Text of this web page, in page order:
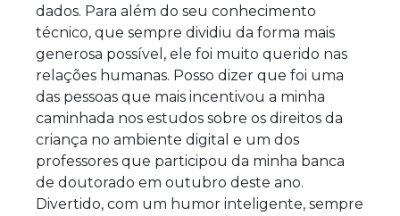
dados. Para além do seu conhecimento
técnico, que sempre dividiu da forma mais
generosa possível, ele foi muito querido nas
relações humanas. Posso dizer que foi uma
das pessoas que mais incentivou a minha
caminhada nos estudos sobre os direitos da
criança no ambiente digital e um dos
professores que participou da minha banca
de doutorado em outubro deste ano.
Divertido, com um humor inteligente, sempre